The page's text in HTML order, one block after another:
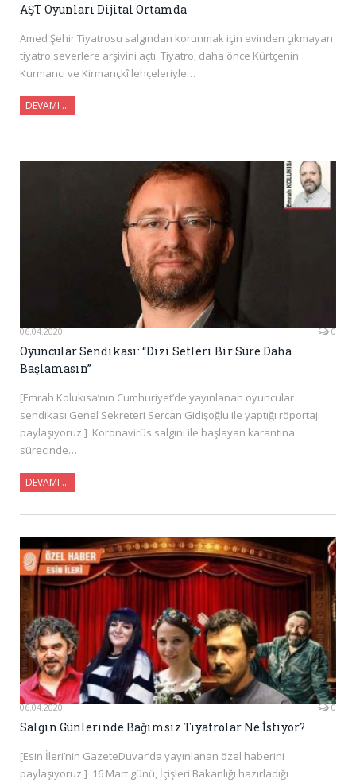
AŞT Oyunları Dijital Ortamda
Amed Şehir Tiyatrosu salgından korunmak için evinden çıkmayan
tiyatro severlere arşivini açtı. Tiyatro, daha önce Kürtçenin
Kurmanci ve Kirmançkî lehçeleriyle…
DEVAMI …
06.04.2020 0
Oyuncular Sendikası: “Dizi Setleri Bir Süre Daha
Başlamasın”
[Emrah Kolukısa’nın Cumhuriyet’de yayınlanan oyuncular
sendikası Genel Sekreteri Sercan Gidişoğlu ile yaptığı röportajı
paylaşıyoruz.] Koronavirüs salgını ile başlayan karantina
sürecinde…
DEVAMI …
06.04.2020 0
Salgın Günlerinde Bağımsız Tiyatrolar Ne İstiyor?
[Esin İleri’nin GazeteDuvar’da yayınlanan özel haberini
paylaşıyoruz.] 16 Mart günü, İçişleri Bakanlığı hazırladığı